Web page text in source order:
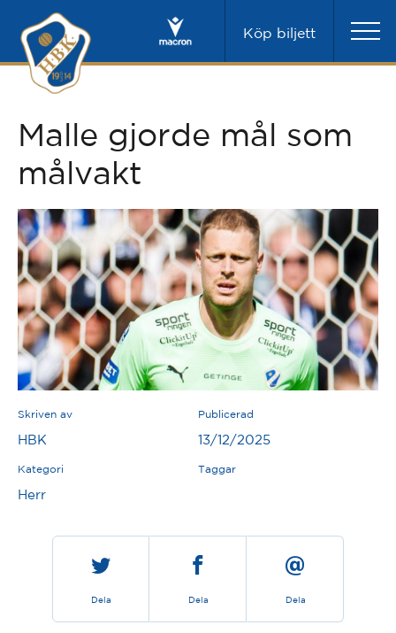
Köp biljett
Malle gjorde mål som
målvakt
Skriven av
HBK
Publicerad
13/12/2025
Kategori
Herr
Taggar
Dela Dela Dela